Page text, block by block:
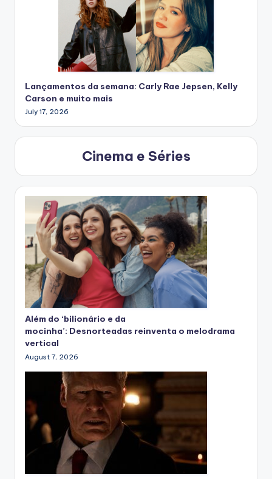
Lançamentos da semana: Carly Rae Jepsen, Kelly
Carson e muito mais
July 17, 2026
Cinema e Séries
Além do ‘bilionário e da
mocinha’: Desnorteadas reinventa o melodrama
vertical
August 7, 2026